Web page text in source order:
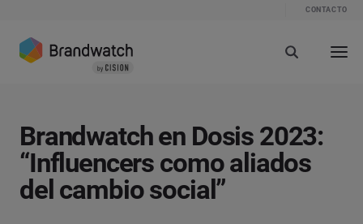
CONTACTO
Brandwatch en Dosis 2023:
“Influencers como aliados
del cambio social”